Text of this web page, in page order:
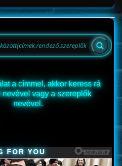
a címmel, akkor keress rá
nevével vagy a szereplők
nevével.